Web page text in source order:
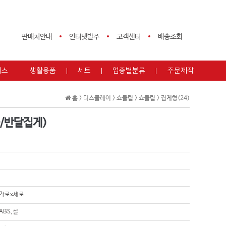
판매처안내 인터넷발주 고객센터 배송조회
생활용품 세트 업종별분류 주문제작
홈 > 디스플레이 > 쇼클립 > 쇼클립 > 집게형(24)
달집게)
로x세로
철